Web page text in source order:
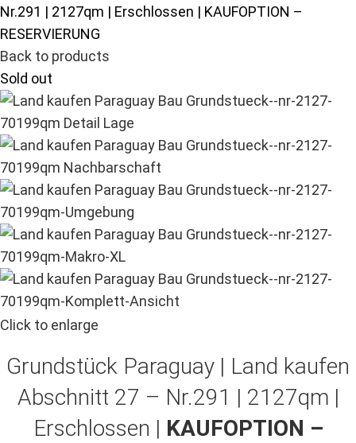
Nr.291 | 2127qm | Erschlossen | KAUFOPTION –
RESERVIERUNG
Back to products
Sold out
Click to enlarge
Grundstück Paraguay | Land kaufen
Abschnitt 27 – Nr.291 | 2127qm |
Erschlossen | KAUFOPTION –